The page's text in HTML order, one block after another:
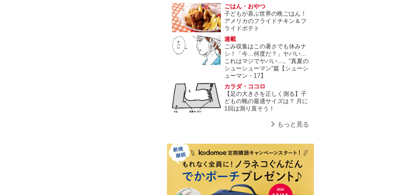
ごはん・おやつ
子どもが喜ぶ世界の晩ごはん！
アメリカのフライドチキン＆フ
ライドポテト
連載
ごみ収集はこの暑さでも休みナ
シ！「今…何度だ？」ヤバい…
これはマジでヤバい…。“真夏の
シューシューマン”篇【シューシ
ューマン・17】
カラダ・ココロ
【足の大きさを正しく測る】子
どもの靴の最適サイズは？ 月に
1回は測り直そう！
もっと見る